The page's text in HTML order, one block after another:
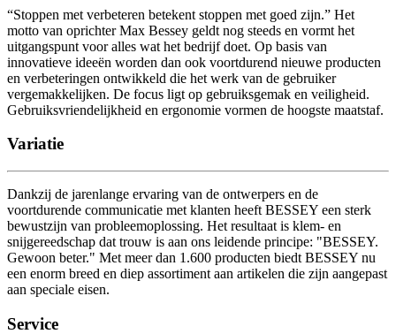
“Stoppen met verbeteren betekent stoppen met goed zijn.” Het
motto van oprichter Max Bessey geldt nog steeds en vormt het
uitgangspunt voor alles wat het bedrijf doet. Op basis van
innovatieve ideeën worden dan ook voortdurend nieuwe producten
en verbeteringen ontwikkeld die het werk van de gebruiker
vergemakkelijken. De focus ligt op gebruiksgemak en veiligheid.
Gebruiksvriendelijkheid en ergonomie vormen de hoogste maatstaf.
Variatie
Dankzij de jarenlange ervaring van de ontwerpers en de
voortdurende communicatie met klanten heeft BESSEY een sterk
bewustzijn van probleemoplossing. Het resultaat is klem- en
snijgereedschap dat trouw is aan ons leidende principe: "BESSEY.
Gewoon beter." Met meer dan 1.600 producten biedt BESSEY nu
een enorm breed en diep assortiment aan artikelen die zijn aangepast
aan speciale eisen.
Service